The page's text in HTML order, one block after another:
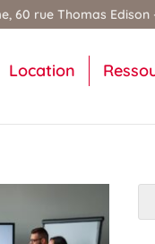
60 rue Thomas Edison
Location